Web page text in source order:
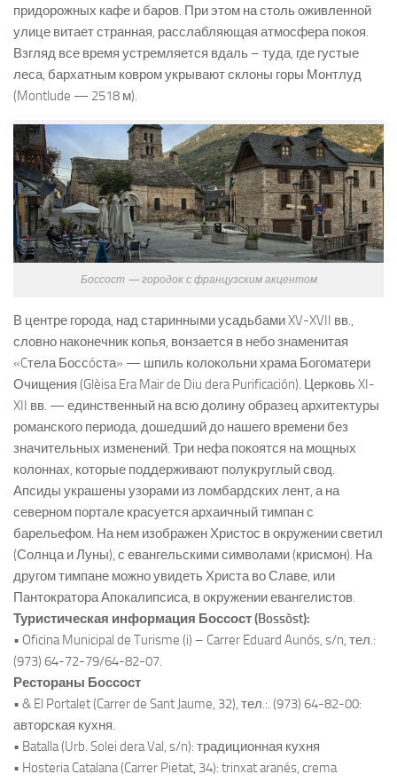
придорожных кафе и баров. При этом на столь оживленной
улице витает странная, расслабляющая атмосфера покоя.
Взгляд все время устремляется вдаль – туда, где густые
леса, бархатным ковром укрывают склоны горы Монтлуд
(Montlude — 2518 м).
Боссост — городок с французским акцентом
В центре города, над старинными усадьбами XV-XVII вв.,
словно наконечник копья, вонзается в небо знаменитая
«Cтела Боссóста» — шпиль колокольни храма Богоматери
Очищения (Glèisa Era Mair de Diu dera Purificación). Церковь XI-
XII вв. — единственный на всю долину образец архитектуры
романского периода, дошедший до нашего времени без
значительных изменений. Три нефа покоятся на мощных
колоннах, которые поддерживают полукруглый свод.
Апсиды украшены узорами из ломбардских лент, а на
северном портале красуется архаичный тимпан с
барельефом. На нем изображен Христос в окружении светил
(Солнца и Луны), с евангельскими символами (крисмон). На
другом тимпане можно увидеть Христа во Славе, или
Пантократора Апокалипсиса, в окружении евангелистов.
Туристическая информация Боссост (Bossòst):
• Oficina Municipal de Turisme (i) – Carrer Eduard Aunós, s/n, тел.:
(973) 64-72-79/64-82-07.
Рестораны Боссост
• & El Portalet (Carrer de Sant Jaume, 32), тел.:. (973) 64-82-00:
авторская кухня.
• Batalla (Urb. Solei dera Val, s/n): традиционная кухня
• Hosteria Catalana (Carrer Pietat, 34): trinxat aranés, crema